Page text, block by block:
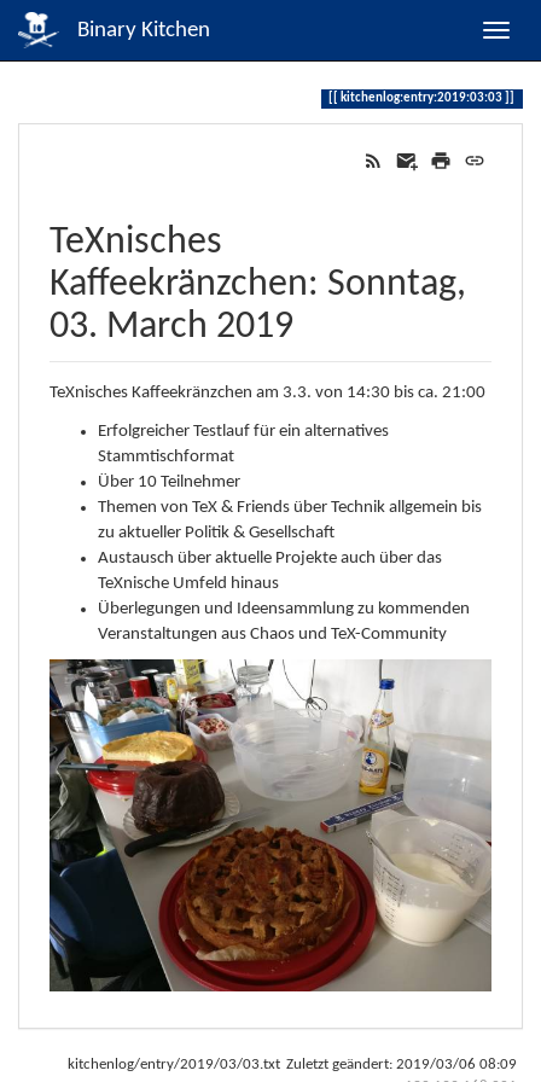
Binary Kitchen
kitchenlog:entry:2019:03:03
TeXnisches
Kaffeekränzchen: Sonntag,
03. March 2019
TeXnisches Kaffeekränzchen am 3.3. von 14:30 bis ca. 21:00
Erfolgreicher Testlauf für ein alternatives
Stammtischformat
Über 10 Teilnehmer
Themen von TeX & Friends über Technik allgemein bis
zu aktueller Politik & Gesellschaft
Austausch über aktuelle Projekte auch über das
TeXnische Umfeld hinaus
Überlegungen und Ideensammlung zu kommenden
Veranstaltungen aus Chaos und TeX-Community
kitchenlog/entry/2019/03/03.txt Zuletzt geändert: 2019/03/06 08:09